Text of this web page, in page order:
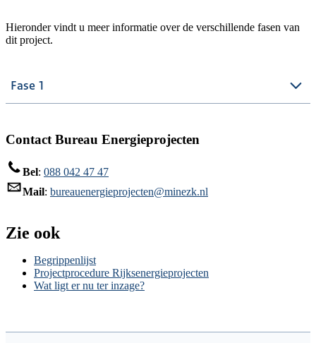
Hieronder vindt u meer informatie over de verschillende fasen van
dit project.
Fase 1
Contact Bureau Energieprojecten
Bel: 088 042 47 47
Mail: bureauenergieprojecten@minezk.nl
Zie ook
Begrippenlijst
Projectprocedure Rijksenergieprojecten
Wat ligt er nu ter inzage?